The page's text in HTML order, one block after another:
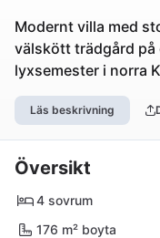
Modernt villa med
välskött trädgård på
lyxsemester i norra
Läs beskrivning
Översikt
4 sovrum
176 m² boyta